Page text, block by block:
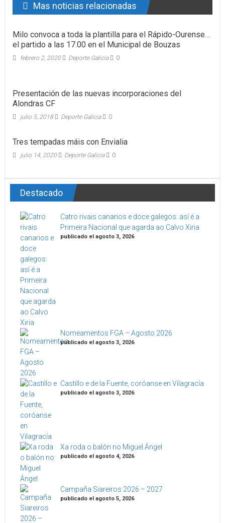
Mas noticias relacionadas
Milo convoca a toda la plantilla para el Rápido-Ourense…
el partido a las 17.00 en el Municipal de Bouzas
febrero 2, 2020 Deporte Galicia 0
Presentación de las nuevas incorporaciones del
Alondras CF
julio 5, 2018 Deporte Galicia 0
Tres tempadas máis con Envialia
julio 14, 2020 Deporte Galicia 0
Destacado
Catro rivais canarios e doce galegos: así é a
Primeira Nacional que agarda ao Calvo Xiria
publicado el agosto 3, 2026
Nomeamentos FGA – Agosto 2026
publicado el agosto 3, 2026
Castillo e de la Fuente, coróanse en Vilagracía
publicado el agosto 3, 2026
Xa roda o balón no Miguel Ángel
publicado el agosto 4, 2026
Campaña Siareiros 2026 – 2027
publicado el agosto 5, 2026